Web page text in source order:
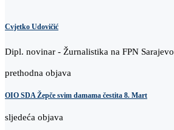
Cvjetko Udovičić
Dipl. novinar - Žurnalistika na FPN Sarajevo
prethodna objava
OIO SDA Žepče svim damama čestita 8. Mart
sljedeća objava